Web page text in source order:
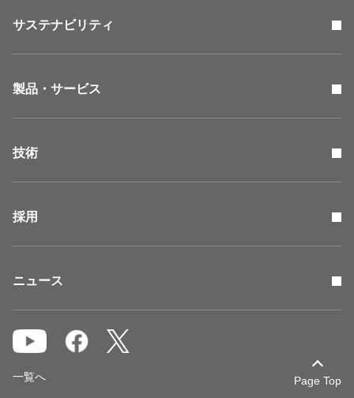
サステナビリティ
製品・サービス
技術
採用
ニュース
Page Top
一覧へ